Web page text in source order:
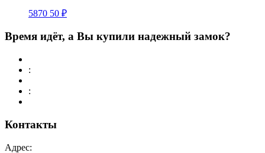
5870 50 ₽
Время идёт, а Вы купили надежный замок?
:
:
Контакты
Адрес: